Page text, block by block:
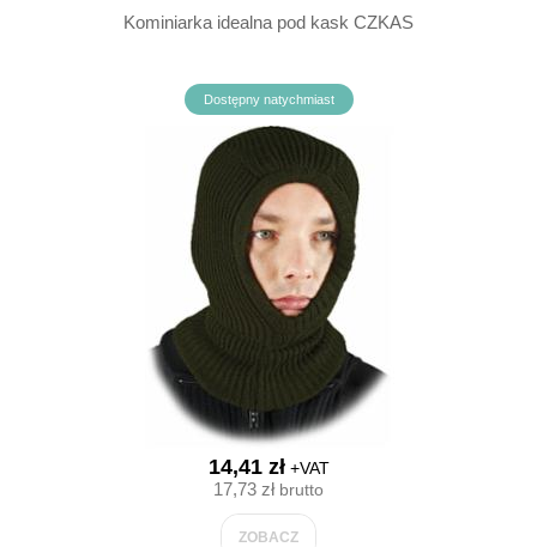
Kominiarka idealna pod kask CZKAS
Dostępny natychmiast
14,41 zł+VAT
17,73 złbrutto
ZOBACZ